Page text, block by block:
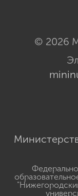
© 2026